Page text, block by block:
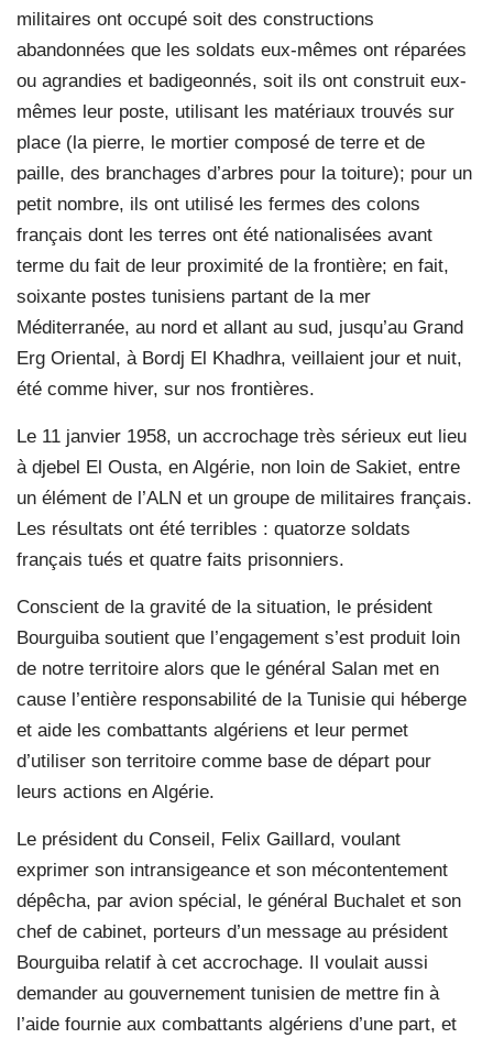
militaires ont occupé soit des constructions
abandonnées que les soldats eux-mêmes ont réparées
ou agrandies et badigeonnés, soit ils ont construit eux-
mêmes leur poste, utilisant les matériaux trouvés sur
place (la pierre, le mortier composé de terre et de
paille, des branchages d’arbres pour la toiture); pour un
petit nombre, ils ont utilisé les fermes des colons
français dont les terres ont été nationalisées avant
terme du fait de leur proximité de la frontière; en fait,
soixante postes tunisiens partant de la mer
Méditerranée, au nord et allant au sud, jusqu’au Grand
Erg Oriental, à Bordj El Khadhra, veillaient jour et nuit,
été comme hiver, sur nos frontières.
Le 11 janvier 1958, un accrochage très sérieux eut lieu
à djebel El Ousta, en Algérie, non loin de Sakiet, entre
un élément de l’ALN et un groupe de militaires français.
Les résultats ont été terribles : quatorze soldats
français tués et quatre faits prisonniers.
Conscient de la gravité de la situation, le président
Bourguiba soutient que l’engagement s’est produit loin
de notre territoire alors que le général Salan met en
cause l’entière responsabilité de la Tunisie qui héberge
et aide les combattants algériens et leur permet
d’utiliser son territoire comme base de départ pour
leurs actions en Algérie.
Le président du Conseil, Felix Gaillard, voulant
exprimer son intransigeance et son mécontentement
dépêcha, par avion spécial, le général Buchalet et son
chef de cabinet, porteurs d’un message au président
Bourguiba relatif à cet accrochage. Il voulait aussi
demander au gouvernement tunisien de mettre fin à
l’aide fournie aux combattants algériens d’une part, et